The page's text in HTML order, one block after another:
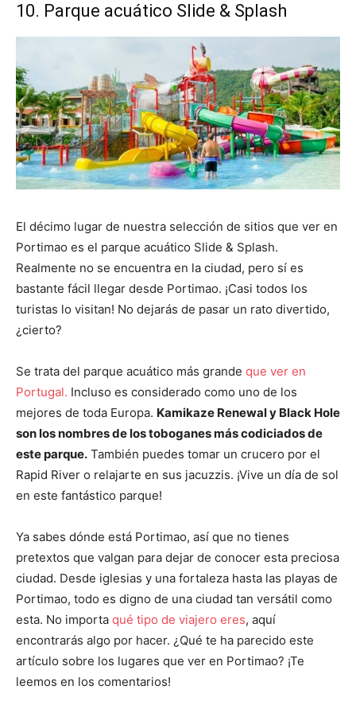
10. Parque acuático Slide & Splash
El décimo lugar de nuestra selección de sitios que ver en
Portimao es el parque acuático Slide & Splash.
Realmente no se encuentra en la ciudad, pero sí es
bastante fácil llegar desde Portimao. ¡Casi todos los
turistas lo visitan! No dejarás de pasar un rato divertido,
¿cierto?
Se trata del parque acuático más grande que ver en
Portugal. Incluso es considerado como uno de los
mejores de toda Europa. Kamikaze Renewal y Black Hole
son los nombres de los toboganes más codiciados de
este parque. También puedes tomar un crucero por el
Rapid River o relajarte en sus jacuzzis. ¡Vive un día de sol
en este fantástico parque!
Ya sabes dónde está Portimao, así que no tienes
pretextos que valgan para dejar de conocer esta preciosa
ciudad. Desde iglesias y una fortaleza hasta las playas de
Portimao, todo es digno de una ciudad tan versátil como
esta. No importa qué tipo de viajero eres, aquí
encontrarás algo por hacer. ¿Qué te ha parecido este
artículo sobre los lugares que ver en Portimao? ¡Te
leemos en los comentarios!